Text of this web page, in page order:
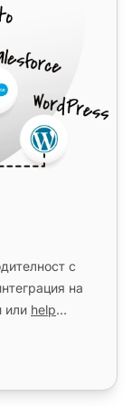
с
на
или help